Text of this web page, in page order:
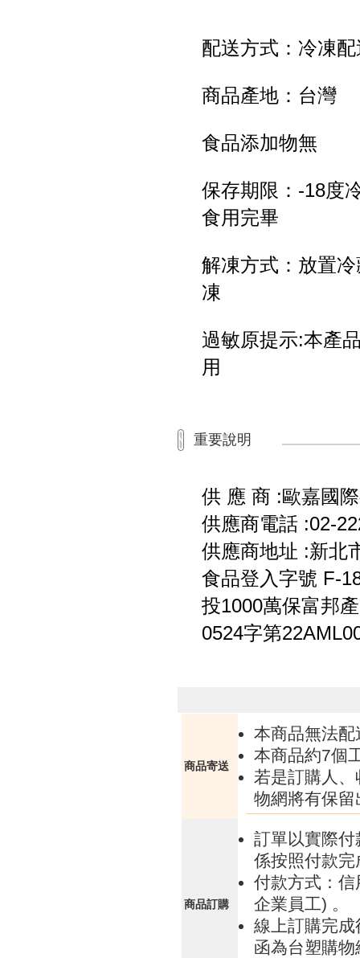
配送方式：冷凍
商品產地：台灣
食品添加物無
保存期限：-18度
食用完畢
解凍方式：放置
凍
過敏原提示:本產
用
重要說明
供 應 商 :歐嘉國
供應商電話 :02-
供應商地址 :新北
食品登入字號 F-
投1000萬保富邦
0524字第
商品寄送
本商品無法配
本商品約7個
若是訂購人
物網將有保
商品訂購
訂單以實際
係按照付款
付款方式：
企業員工) 。
線上訂購完
函為台塑購